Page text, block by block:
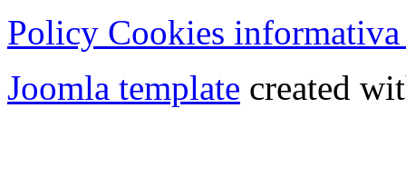
Policy Cookies informativa
Joomla template created